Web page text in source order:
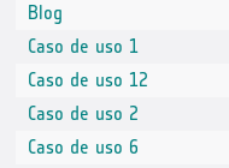
Blog
Caso de uso 1
Caso de uso 12
Caso de uso 2
Caso de uso 6